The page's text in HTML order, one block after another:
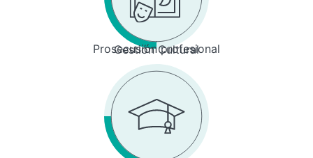
Prosecusión profesional
Gestión Cultural